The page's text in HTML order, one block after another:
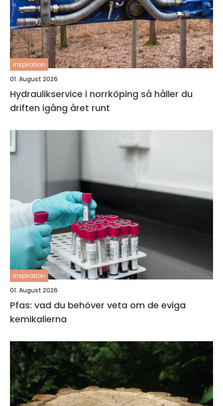
inspiration
01. August 2026
Hydraulikservice i norrköping så håller du
driften igång året runt
inspiration
01. August 2026
Pfas: vad du behöver veta om de eviga
kemikalierna